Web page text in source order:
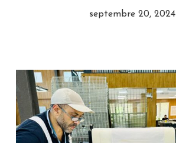
septembre 20, 2024